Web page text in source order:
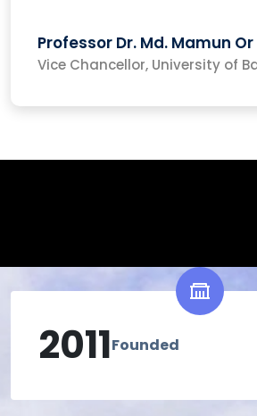
Professor Dr. Md. Mamun
Vice Chancellor, University of
2011Founded